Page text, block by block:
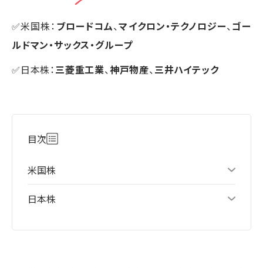
✅米国株： ブロードコム、マイクロン・テクノロジー、ゴー
ルドマン・サックス・グループ
✅日本株：三菱重工業、神戸物産、三井ハイテック
目次
米国株
日本株